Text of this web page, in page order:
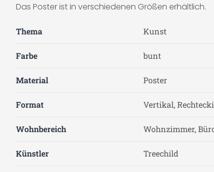
Das Poster ist in verschiedenen Größen erhältlich.
Thema Kunst
Farbe bunt
Material Poster
Format Vertikal,
Wohnbereich Wohnzimmer,
Künstler Treechild